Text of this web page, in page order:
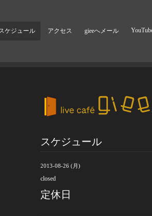
ケジュール アクセス gieeへメール
スケジュール
2013-08-26 (月)
closed
定休日